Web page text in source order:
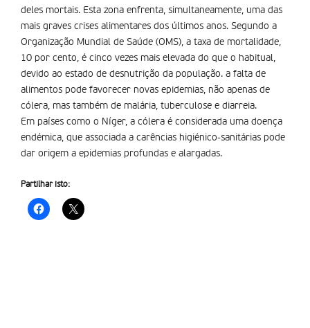
deles mortais. Esta zona enfrenta, simultaneamente, uma das
mais graves crises alimentares dos últimos anos. Segundo a
Organização Mundial de Saúde (OMS), a taxa de mortalidade,
10 por cento, é cinco vezes mais elevada do que o habitual,
devido ao estado de desnutrição da população. a falta de
alimentos pode favorecer novas epidemias, não apenas de
cólera, mas também de malária, tuberculose e diarreia.
Em países como o Níger, a cólera é considerada uma doença
endémica, que associada a carências higiénico-sanitárias pode
dar origem a epidemias profundas e alargadas.
Partilhar isto: